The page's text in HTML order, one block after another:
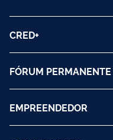
CRED+
FÓRUM PERMANENTE
EMPREENDEDOR